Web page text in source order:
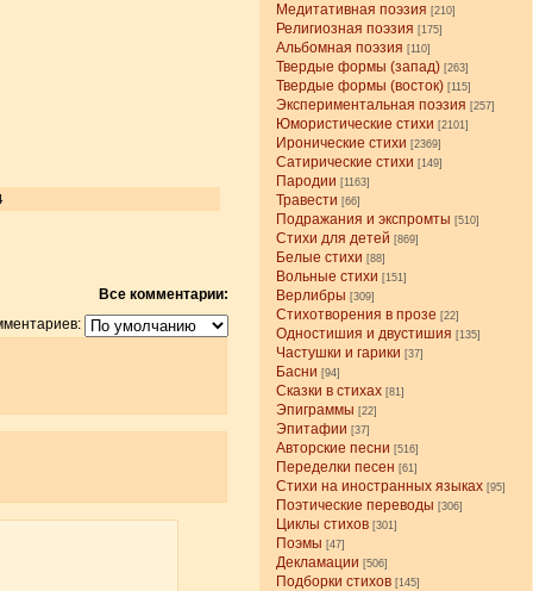
Медитативная поэзия [210]
Религиозная поэзия [175]
Альбомная поэзия [110]
Твердые формы (запад) [263]
Твердые формы (восток) [115]
Экспериментальная поэзия [257]
Юмористические стихи [2101]
Иронические стихи [2369]
Сатирические стихи [149]
Пародии [1163]
Травести [66]
Подражания и экспромты [510]
Стихи для детей [869]
Белые стихи [88]
Вольные стихи [151]
Верлибры [309]
Стихотворения в прозе [22]
Одностишия и двустишия [135]
Частушки и гарики [37]
Басни [94]
Сказки в стихах [81]
Эпиграммы [22]
Эпитафии [37]
Авторские песни [516]
Переделки песен [61]
Стихи на иностранных языках [95]
Поэтические переводы [306]
Циклы стихов [301]
Поэмы [47]
Декламации [506]
Подборки стихов [145]
Все комментарии: